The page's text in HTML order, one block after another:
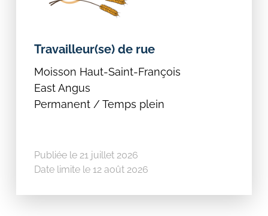
Travailleur(se) de rue
Moisson Haut-Saint-François
East Angus
Permanent / Temps plein
Publiée le 21 juillet 2026
Date limite le 12 août 2026